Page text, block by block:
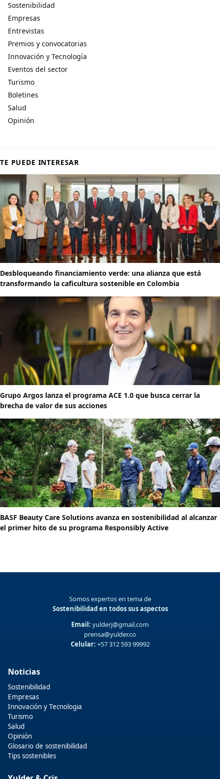
Sostenibilidad
Empresas
Entrevistas
Premios y convocatorias
Innovación y Tecnología
Eventos del sector
Turismo
Boletines
Salud
Opinión
TE PUEDE INTERESAR
Desbloqueando financiamiento verde: una alianza que está
transformando la caficultura sostenible en Colombia
Grupo Argos lanza el programa ACE 1.0 que busca cerrar la
brecha de valor de sus acciones
BASF Beauty Care Solutions avanza en sostenibilidad al alcanzar
el primer hito de su programa Responsibly Active
Somos expertos en tema de
Sostenibilidad en todos sus aspectos
Email: yulderj@gmail.com
prensa@yulder.co
Celular: +57 312 593 99992
Noticias
Sostenibilidad
Empresas
Innovación y Tecnologia
Turismo
Salud
Opinión
Glosario de sostenibilidad
Tips sostenibles